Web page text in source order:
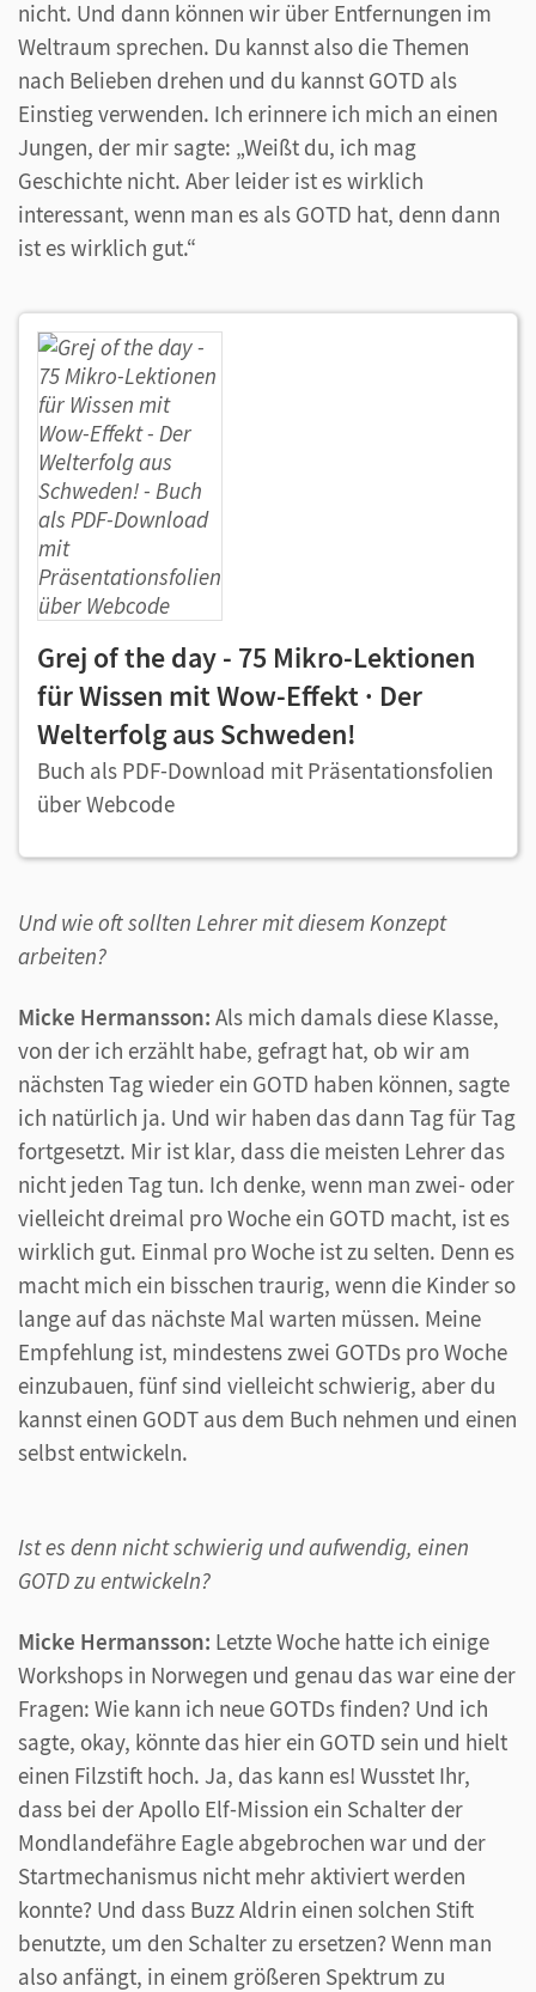
nicht. Und dann können wir über Entfernungen im
Weltraum sprechen. Du kannst also die Themen
nach Belieben drehen und du kannst GOTD als
Einstieg verwenden. Ich erinnere ich mich an einen
Jungen, der mir sagte: „Weißt du, ich mag
Geschichte nicht. Aber leider ist es wirklich
interessant, wenn man es als GOTD hat, denn dann
ist es wirklich gut.“
Grej of the day - 75 Mikro-Lektionen
für Wissen mit Wow-Effekt · Der
Welterfolg aus Schweden!
Buch als PDF-Download mit Präsentationsfolien
über Webcode
Und wie oft sollten Lehrer mit diesem Konzept
arbeiten?
Micke Hermansson: Als mich damals diese Klasse,
von der ich erzählt habe, gefragt hat, ob wir am
nächsten Tag wieder ein GOTD haben können, sagte
ich natürlich ja. Und wir haben das dann Tag für Tag
fortgesetzt. Mir ist klar, dass die meisten Lehrer das
nicht jeden Tag tun. Ich denke, wenn man zwei- oder
vielleicht dreimal pro Woche ein GOTD macht, ist es
wirklich gut. Einmal pro Woche ist zu selten. Denn es
macht mich ein bisschen traurig, wenn die Kinder so
lange auf das nächste Mal warten müssen. Meine
Empfehlung ist, mindestens zwei GOTDs pro Woche
einzubauen, fünf sind vielleicht schwierig, aber du
kannst einen GODT aus dem Buch nehmen und einen
selbst entwickeln.
Ist es denn nicht schwierig und aufwendig, einen
GOTD zu entwickeln?
Micke Hermansson: Letzte Woche hatte ich einige
Workshops in Norwegen und genau das war eine der
Fragen: Wie kann ich neue GOTDs finden? Und ich
sagte, okay, könnte das hier ein GOTD sein und hielt
einen Filzstift hoch. Ja, das kann es! Wusstet Ihr,
dass bei der Apollo Elf-Mission ein Schalter der
Mondlandefähre Eagle abgebrochen war und der
Startmechanismus nicht mehr aktiviert werden
konnte? Und dass Buzz Aldrin einen solchen Stift
benutzte, um den Schalter zu ersetzen? Wenn man
also anfängt, in einem größeren Spektrum zu